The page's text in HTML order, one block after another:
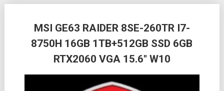
MSI GE63 RAIDER 8SE-260TR I7-
8750H 16GB 1TB+512GB SSD 6GB
RTX2060 VGA 15.6″ W10